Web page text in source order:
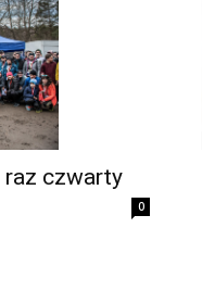
raz czwarty
0